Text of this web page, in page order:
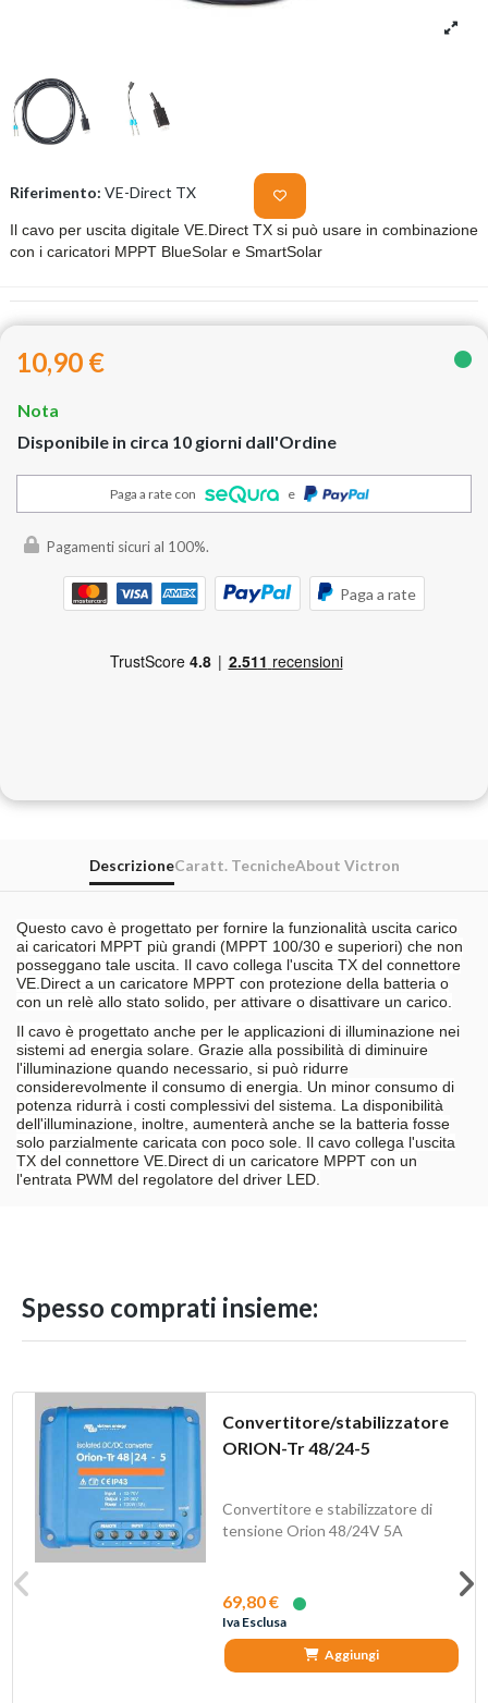
Riferimento: VE-Direct TX
Il cavo per uscita digitale VE.Direct TX si può usare in combinazione
con i caricatori MPPT BlueSolar e SmartSolar
10,90 €
Nota
Disponibile in circa 10 giorni dall'Ordine
Paga a rate con e
Pagamenti sicuri al 100%.
Paga a rate
DescrizioneCaratt. TecnicheAbout Victron
Questo cavo è progettato per fornire la funzionalità uscita carico
ai caricatori MPPT più grandi (MPPT 100/30 e superiori) che non
posseggano tale uscita. Il cavo collega l'uscita TX del connettore
VE.Direct a un caricatore MPPT con protezione della batteria o
con un relè allo stato solido, per attivare o disattivare un carico.
Il cavo è progettato anche per le applicazioni di illuminazione nei
sistemi ad energia solare. Grazie alla possibilità di diminuire
l'illuminazione quando necessario, si può ridurre
considerevolmente il consumo di energia. Un minor consumo di
potenza ridurrà i costi complessivi del sistema. La disponibilità
dell'illuminazione, inoltre, aumenterà anche se la batteria fosse
solo parzialmente caricata con poco sole. Il cavo collega l'uscita
TX del connettore VE.Direct di un caricatore MPPT con un
l'entrata PWM del regolatore del driver LED.
Spesso comprati insieme:
Convertitore/stabilizzatore
ORION-Tr 48/24-5
Convertitore e stabilizzatore di
tensione Orion 48/24V 5A
69,80 €
Iva Esclusa
Aggiungi